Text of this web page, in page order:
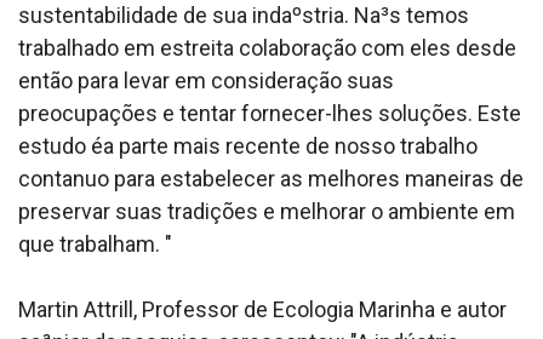
sustentabilidade de sua indaºstria. Na³s temos
trabalhado em estreita colaboração com eles desde
então para levar em consideração suas
preocupações e tentar fornecer-lhes soluções. Este
estudo éa parte mais recente de nosso trabalho
conta­nuo para estabelecer as melhores maneiras de
preservar suas tradições e melhorar o ambiente em
que trabalham. "
Martin Attrill, Professor de Ecologia Marinha e autor